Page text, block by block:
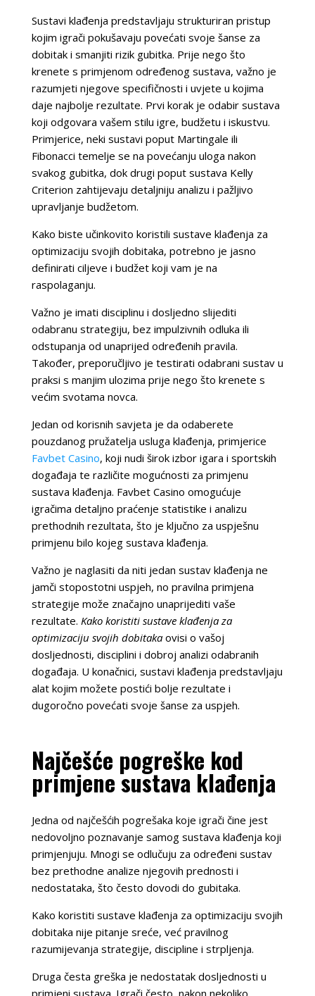
Sustavi klađenja predstavljaju strukturiran pristup
kojim igrači pokušavaju povećati svoje šanse za
dobitak i smanjiti rizik gubitka. Prije nego što
krenete s primjenom određenog sustava, važno je
razumjeti njegove specifičnosti i uvjete u kojima
daje najbolje rezultate. Prvi korak je odabir sustava
koji odgovara vašem stilu igre, budžetu i iskustvu.
Primjerice, neki sustavi poput Martingale ili
Fibonacci temelje se na povećanju uloga nakon
svakog gubitka, dok drugi poput sustava Kelly
Criterion zahtijevaju detaljniju analizu i pažljivo
upravljanje budžetom.
Kako biste učinkovito koristili sustave klađenja za
optimizaciju svojih dobitaka, potrebno je jasno
definirati ciljeve i budžet koji vam je na
raspolaganju.
Važno je imati disciplinu i dosljedno slijediti
odabranu strategiju, bez impulzivnih odluka ili
odstupanja od unaprijed određenih pravila.
Također, preporučljivo je testirati odabrani sustav u
praksi s manjim ulozima prije nego što krenete s
većim svotama novca.
Jedan od korisnih savjeta je da odaberete
pouzdanog pružatelja usluga klađenja, primjerice
Favbet Casino, koji nudi širok izbor igara i sportskih
događaja te različite mogućnosti za primjenu
sustava klađenja. Favbet Casino omogućuje
igračima detaljno praćenje statistike i analizu
prethodnih rezultata, što je ključno za uspješnu
primjenu bilo kojeg sustava klađenja.
Važno je naglasiti da niti jedan sustav klađenja ne
jamči stopostotni uspjeh, no pravilna primjena
strategije može značajno unaprijediti vaše
rezultate. Kako koristiti sustave klađenja za
optimizaciju svojih dobitakaovisi o vašoj
dosljednosti, disciplini i dobroj analizi odabranih
događaja. U konačnici, sustavi klađenja predstavljaju
alat kojim možete postići bolje rezultate i
dugoročno povećati svoje šanse za uspjeh.
Najčešće pogreške kod
primjene sustava klađenja
Jedna od najčešćih pogrešaka koje igrači čine jest
nedovoljno poznavanje samog sustava klađenja koji
primjenjuju. Mnogi se odlučuju za određeni sustav
bez prethodne analize njegovih prednosti i
nedostataka, što često dovodi do gubitaka.
Kako koristiti sustave klađenja za optimizaciju svojih
dobitaka nije pitanje sreće, već pravilnog
razumijevanja strategije, discipline i strpljenja.
Druga česta greška je nedostatak dosljednosti u
primjeni sustava. Igrači često, nakon nekoliko